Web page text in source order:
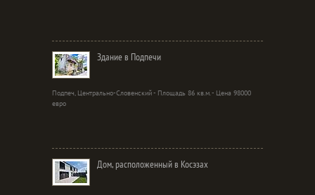
Здание в Подпечи
Подпеч, Центрально-Словенский - Площадь 86 кв.м. - Цена 98000
евро
Дом, расположенный в Косэзах